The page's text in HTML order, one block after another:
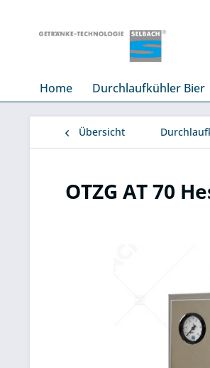
Home Durchlaufkühler Bier
Übersicht
OTZG AT 70